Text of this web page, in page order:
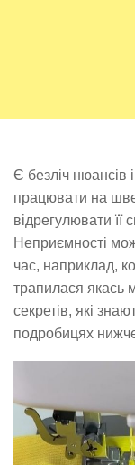
Є безліч нюансів
працювати на
відрегулювати її
Неприємності
час, наприклад,
трапилася якась
секретів, які
подробицях